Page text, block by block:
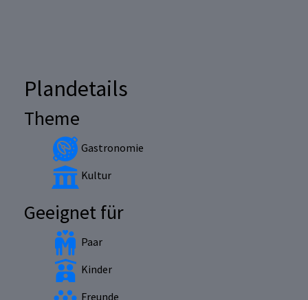
Plandetails
Theme
Gastronomie
Kultur
Geeignet für
Paar
Kinder
Freunde